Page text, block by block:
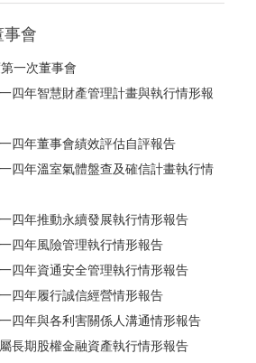
事會
一次董事會
四年智慧財產管理計畫與執行情形報
四年董事會績效評估自評報告
四年溫室氣體盤查及確信計畫執行情
四年推動永續發展執行情形報告
四年風險管理執行情形報告
四年資通安全管理執行情形報告
四年履行誠信經營情形報告
四年與各利害關係人溝通情形報告
長期股權金融資產執行情形報告